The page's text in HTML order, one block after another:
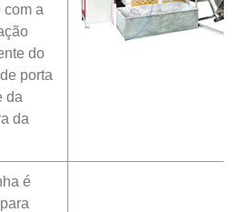
com a
do
porta
da
da
é